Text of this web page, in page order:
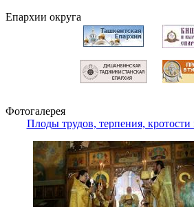
Епархии округа
Фотогалерея
Плоды трудов, терпения,